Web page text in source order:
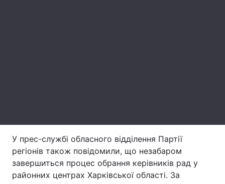
Лонгріди
Відео з Youtube Статті
У прес-службі обласного відділення Партії
регіонів також повідомили, що незабаром
завершиться процес обрання керівників рад у
районних центрах Харківської області. За